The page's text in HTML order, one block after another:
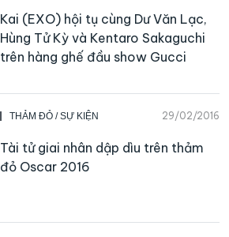
Kai (EXO) hội tụ cùng Dư Văn Lạc,
Hùng Tử Kỳ và Kentaro Sakaguchi
trên hàng ghế đầu show Gucci
THẢM ĐỎ / SỰ KIỆN 29/02/2016
Tài tử giai nhân dập dìu trên thảm
đỏ Oscar 2016